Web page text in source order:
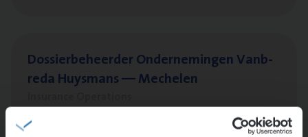
Dos­sier­be­heer­der Onder­ne­min­gen Van­b­
re­da Huys­mans — Mechelen